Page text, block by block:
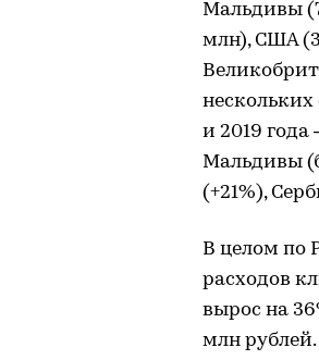
Мальдивы
млн), США
нескольких
и 2019
Мальдивы
(+21%),
В целом по
расходов
вырос на
млн